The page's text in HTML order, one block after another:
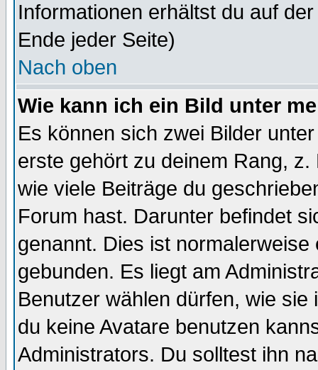
Informationen erhältst du auf
Ende jeder Seite)
Nach oben
Wie kann ich ein Bild unter
Es können sich zwei Bilder
erste gehört zu deinem Rang,
wie viele Beiträge du
Forum hast. Darunter befindet
genannt. Dies ist
gebunden. Es liegt am
Benutzer wählen dürfen, wie
du keine Avatare benutzen
Administrators. Du solltest ihn